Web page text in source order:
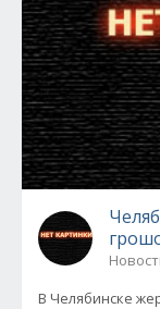
В Челябинске